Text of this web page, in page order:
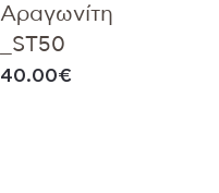
Αραγωνίτη
_ST50
40.00€